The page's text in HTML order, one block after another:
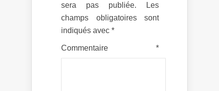
sera pas publiée.
Les
champs obligatoires sont
indiqués avec *
Commentaire *